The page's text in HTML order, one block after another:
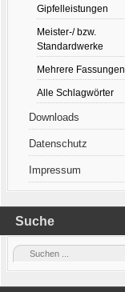
Gipfelleistungen
Meister-/ bzw.
Standardwerke
Mehrere Fassungen
Alle Schlagwörter
Downloads
Datenschutz
Impressum
Suche